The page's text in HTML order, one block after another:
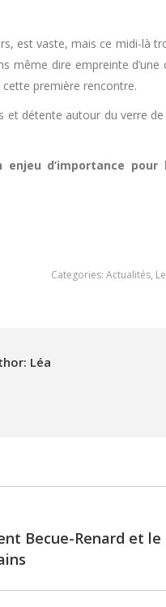
est vaste, mais ce midi-là
même dire empreinte
première rencontre.
et détente autour du verre
d’importance
Categories: Actualités,
Léa
Becue-Renard et